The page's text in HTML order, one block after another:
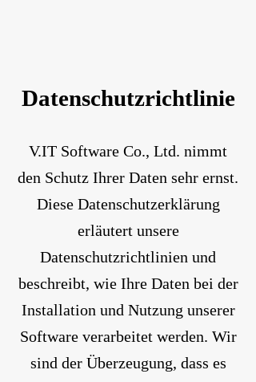
Datenschutzrichtlinie
V.IT Software Co., Ltd. nimmt
den Schutz Ihrer Daten sehr ernst.
Diese Datenschutzerklärung
erläutert unsere
Datenschutzrichtlinien und
beschreibt, wie Ihre Daten bei der
Installation und Nutzung unserer
Software verarbeitet werden. Wir
sind der Überzeugung, dass es